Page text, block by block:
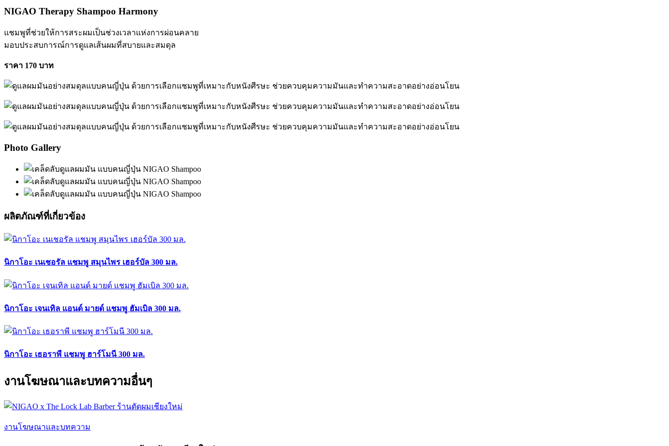
NIGAO Therapy Shampoo Harmony
แชมพูที่ช่วยให้การสระผมเป็นช่วงเวลาแห่งการผ่อนคลาย
มอบประสบการณ์การดูแลเส้นผมที่สบายและสมดุล
ราคา 170 บาท
Photo Gallery
ผลิตภัณฑ์ที่เกี่ยวข้อง
นิกาโอะ เนเชอรัล แชมพู สมุนไพร เฮอร์บัล 300 มล.
นิกาโอะ เจนเทิล แอนด์ มายด์ แชมพู ฮัมเบิล 300 มล.
นิกาโอะ เธอราพี แชมพู ฮาร์โมนี 300 มล.
งานโฆษณาและบทความอื่นๆ
งานโฆษณาและบทความ